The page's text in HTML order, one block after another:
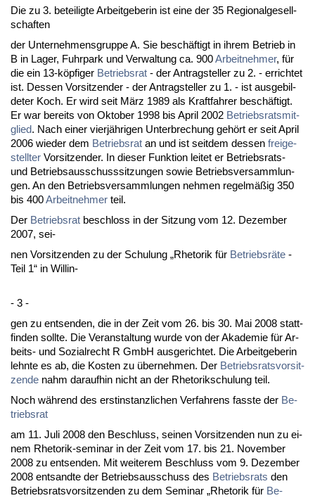
Die zu 3. be­tei­lig­te Ar­beit­ge­be­rin ist ei­ne der 35 Re­gio­nal­ge­sell­
schaf­ten
der Un­ter­neh­mens­grup­pe A. Sie beschäftigt in ih­rem Be­trieb in
B in La­ger, Fuhr­park und Ver­wal­tung ca. 900Ar­beit­neh­mer, für
die ein 13-köpfi­ger Be­triebs­rat - der An­trag­stel­ler zu 2. - er­rich­tet
ist. Des­sen Vor­sit­zen­der - der An­trag­stel­ler zu 1. - ist aus­ge­bil­
de­ter Koch. Er wird seit März 1989 als Kraft­fah­rer beschäftigt.
Er war be­reits von Ok­to­ber 1998 bis April 2002 Be­triebs­rats­mit­
glied. Nach ei­ner vierjähri­gen Un­ter­bre­chung gehört er seit April
2006 wie­der dem Be­triebs­rat an und ist seit­dem des­sen frei­ge­
stell­ter Vor­sit­zen­der. In die­ser Funk­ti­on lei­tet er Be­triebs­rats-
und Be­triebs­aus­schuss­sit­zun­gen so­wie Be­triebs­ver­samm­lun­
gen. An den Be­triebs­ver­samm­lun­gen neh­men re­gelmäßig 350
bis 400Ar­beit­neh­mer teil.
Der Be­triebs­rat be­schloss in der Sit­zung vom 12. De­zem­ber
2007, sei-
nen Vor­sit­zen­den zu der Schu­lung „Rhe­to­rik für Be­triebsräte -
Teil 1“ in Wil­lin-
- 3 -
gen zu ent­sen­den, die in der Zeit vom 26. bis 30. Mai 2008 statt­
fin­den soll­te. Die Ver­an­stal­tung wur­de von der Aka­de­mie für Ar­
beits- und So­zi­al­recht R GmbH aus­ge­rich­tet. Die Ar­beit­ge­be­rin
lehn­te es ab, die Kos­ten zu über­neh­men. Der Be­triebs­rats­vor­sit­
zen­de nahm dar­auf­hin nicht an der Rhe­to­rik­schu­lung teil.
Noch während des erst­in­stanz­li­chen Ver­fah­rens fass­te der Be­
triebs­rat
am 11. Ju­li 2008 den Be­schluss, sei­nen Vor­sit­zen­den nun zu ei­
nem Rhe­to­rik-se­mi­nar in der Zeit vom 17. bis 21. No­vem­ber
2008 zu ent­sen­den. Mit wei­te­rem Be­schluss vom 9. De­zem­ber
2008 ent­sand­te der Be­triebs­aus­schuss des Be­triebs­rats den
Be­triebs­rats­vor­sit­zen­den zu dem Se­mi­nar „Rhe­to­rik für Be­